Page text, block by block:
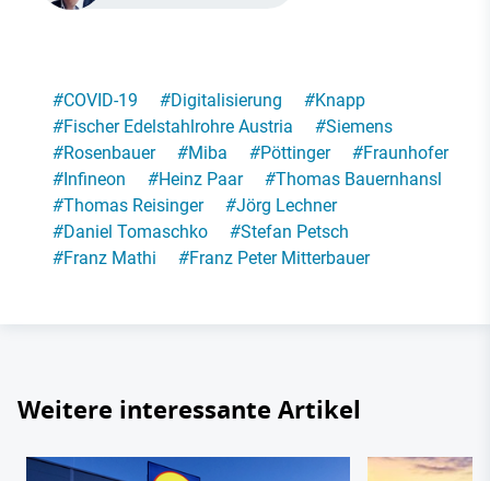
#COVID-19 #Digitalisierung #Knapp
#Fischer Edelstahlrohre Austria #Siemens
#Rosenbauer #Miba #Pöttinger #Fraunhofer
#Infineon #Heinz Paar #Thomas Bauernhansl
#Thomas Reisinger #Jörg Lechner
#Daniel Tomaschko #Stefan Petsch
#Franz Mathi #Franz Peter Mitterbauer
Weitere interessante Artikel